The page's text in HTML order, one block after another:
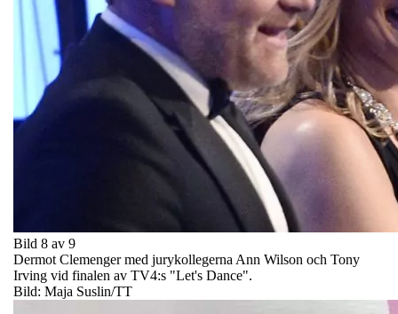
Bild 8 av 9
Dermot Clemenger med jurykollegerna Ann Wilson och Tony
Irving vid finalen av TV4:s "Let's Dance".
Bild: Maja Suslin/TT